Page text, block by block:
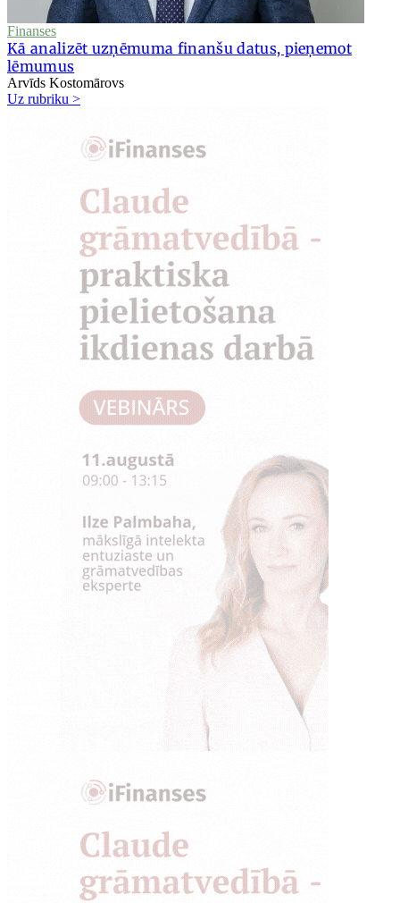
Finanses
Kā analizēt uzņēmuma finanšu datus, pieņemot
lēmumus
Arvīds Kostomārovs
Uz rubriku >